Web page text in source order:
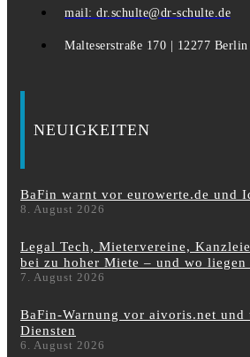
mail: dr.schulte@dr-schulte.de
Malteserstraße 170 | 12277 Berlin
NEUIGKEITEN
BaFin warnt vor eurowerte.de und
8. August 2026
Legal Tech, Mietervereine,
bei zu hoher Miete – und wo liegen
7. August 2026
BaFin-Warnung vor aivoris.net und
Diensten
6. August 2026